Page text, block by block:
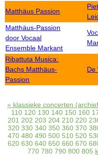
Matthäus Passion
Matthäus-Passion
door Vocaal
Ensemble Markant
Ribattuta Musica:
Bachs Matthäus-
Passion
De
« klassieke concerten
110 120 130 140 150 160
201 202 203 204 210 220
320 330 340 350 360 370
470 480 490 500 510 520
620 630 640 650 660 670
770 780 790 800 805